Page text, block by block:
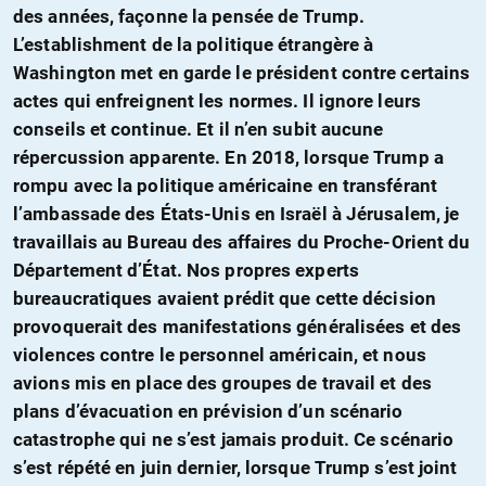
des années, façonne la pensée de Trump.
L’establishment de la politique étrangère à
Washington met en garde le président contre certains
actes qui enfreignent les normes. Il ignore leurs
conseils et continue. Et il n’en subit aucune
répercussion apparente. En 2018, lorsque Trump a
rompu avec la politique américaine en transférant
l’ambassade des États-Unis en Israël à Jérusalem, je
travaillais au Bureau des affaires du Proche-Orient du
Département d’État. Nos propres experts
bureaucratiques avaient prédit que cette décision
provoquerait des manifestations généralisées et des
violences contre le personnel américain, et nous
avions mis en place des groupes de travail et des
plans d’évacuation en prévision d’un scénario
catastrophe qui ne s’est jamais produit. Ce scénario
s’est répété en juin dernier, lorsque Trump s’est joint